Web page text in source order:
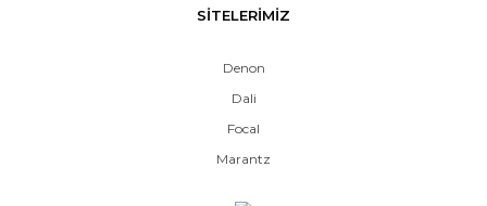
SİTELERİMİZ
Denon
Dali
Focal
Marantz